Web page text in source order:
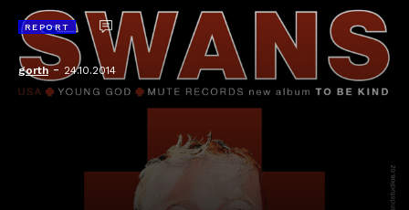
REPORT
gorth- 24.10.2014